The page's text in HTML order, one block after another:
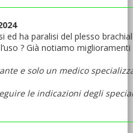
ed ha paralisi del plesso
? Già notiamo
e solo un medico
le indicazioni degli